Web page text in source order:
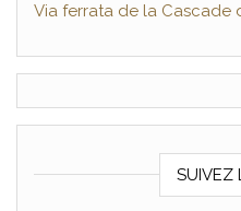
Via ferrata de la Cascade
SUIVEZ